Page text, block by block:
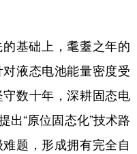
基础上，耄耋之年的
液态电池能量密度受
数十年，深耕固态电
出“原位固态化”技术路
题，形成拥有完全自